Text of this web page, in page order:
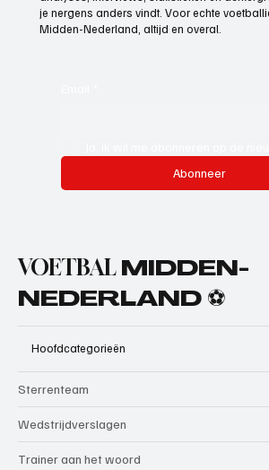
je nergens anders vindt. Voor echte
Midden-Nederland, altijd en overal.
Abonneer
VOETBAL MIDDEN-
NEDERLAND ⚽
Hoofdcategorieën
Sterrenteam
Wedstrijdverslagen
Trainer aan het woord